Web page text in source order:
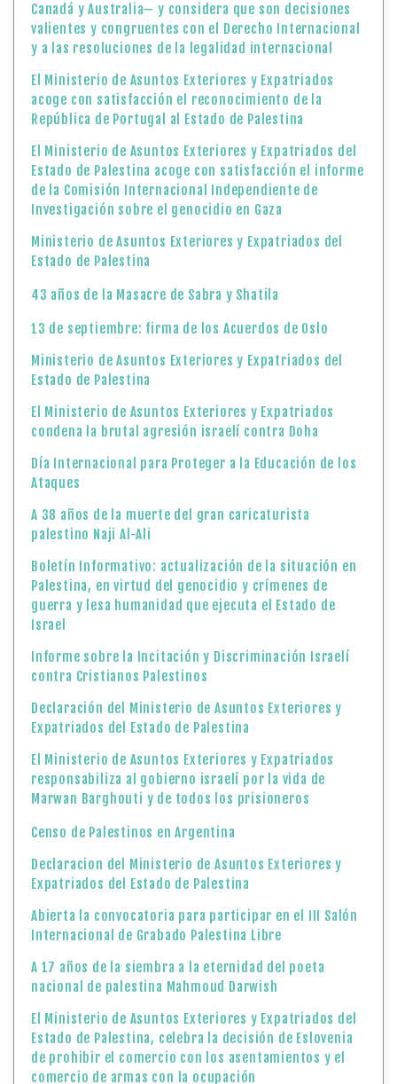
Canadá y Australia— y considera que son decisiones
valientes y congruentes con el Derecho Internacional
y a las resoluciones de la legalidad internacional
El Ministerio de Asuntos Exteriores y Expatriados
acoge con satisfacción el reconocimiento de la
República de Portugal al Estado de Palestina
El Ministerio de Asuntos Exteriores y Expatriados del
Estado de Palestina acoge con satisfacción el informe
de la Comisión Internacional Independiente de
Investigación sobre el genocidio en Gaza
Ministerio de Asuntos Exteriores y Expatriados del
Estado de Palestina
43 años de la Masacre de Sabra y Shatila
13 de septiembre: firma de los Acuerdos de Oslo
Ministerio de Asuntos Exteriores y Expatriados del
Estado de Palestina
El Ministerio de Asuntos Exteriores y Expatriados
condena la brutal agresión israelí contra Doha
Día Internacional para Proteger a la Educación de los
Ataques
A 38 años de la muerte del gran caricaturista
palestino Naji Al-Ali
Boletín Informativo: actualización de la situación en
Palestina, en virtud del genocidio y crímenes de
guerra y lesa humanidad que ejecuta el Estado de
Israel
Informe sobre la Incitación y Discriminación Israelí
contra Cristianos Palestinos
Declaración del Ministerio de Asuntos Exteriores y
Expatriados del Estado de Palestina
El Ministerio de Asuntos Exteriores y Expatriados
responsabiliza al gobierno israelí por la vida de
Marwan Barghouti y de todos los prisioneros
Censo de Palestinos en Argentina
Declaracion del Ministerio de Asuntos Exteriores y
Expatriados del Estado de Palestina
Abierta la convocatoria para participar en el III Salón
Internacional de Grabado Palestina Libre
A 17 años de la siembra a la eternidad del poeta
nacional de palestina Mahmoud Darwish
El Ministerio de Asuntos Exteriores y Expatriados del
Estado de Palestina, celebra la decisión de Eslovenia
de prohibir el comercio con los asentamientos y el
comercio de armas con la ocupación